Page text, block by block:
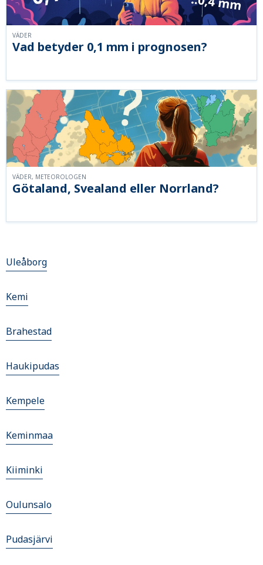
Vad betyder 0,1 mm i prognosen?
VÄDER
Götaland, Svealand eller Norrland?
VÄDER, METEOROLOGEN
Uleåborg
Kemi
Brahestad
Haukipudas
Kempele
Keminmaa
Kiiminki
Oulunsalo
Pudasjärvi